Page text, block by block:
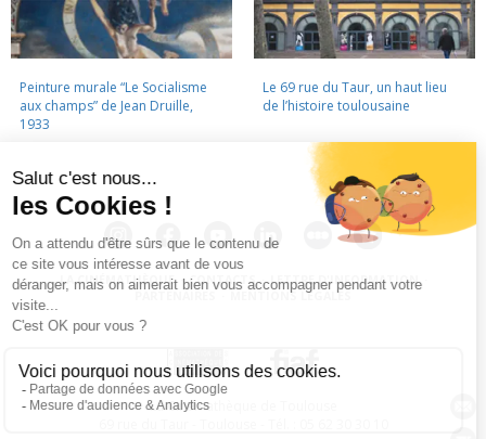
Peinture murale “Le Socialisme
aux champs” de Jean Druille,
1933
Le 69 rue du Taur, un haut lieu
de l’histoire toulousaine
LA CINÉMATHÈQUE CONTACTS · LETTRE D'INFORMATION
PARTENAIRES · MENTIONS LÉGALES
La Cinémathèque de Toulouse